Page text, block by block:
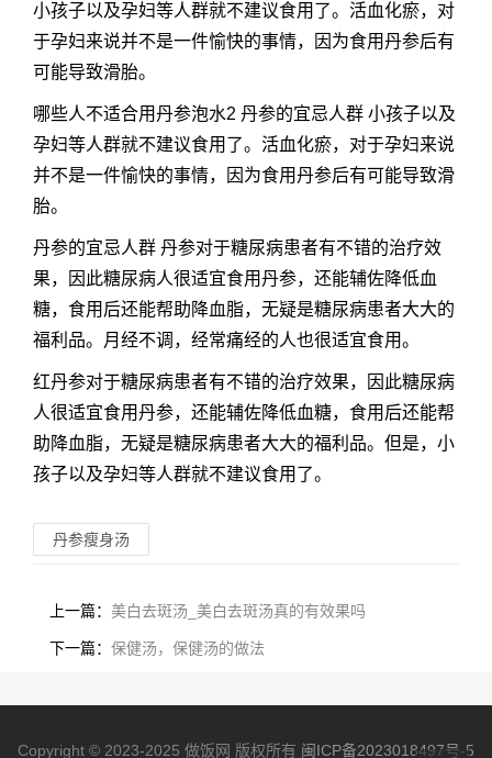
小孩子以及孕妇等人群就不建议食用了。活血化瘀，对
于孕妇来说并不是一件愉快的事情，因为食用丹参后有
可能导致滑胎。
哪些人不适合用丹参泡水2 丹参的宜忌人群 小孩子以及
孕妇等人群就不建议食用了。活血化瘀，对于孕妇来说
并不是一件愉快的事情，因为食用丹参后有可能导致滑
胎。
丹参的宜忌人群 丹参对于糖尿病患者有不错的治疗效
果，因此糖尿病人很适宜食用丹参，还能辅佐降低血
糖，食用后还能帮助降血脂，无疑是糖尿病患者大大的
福利品。月经不调，经常痛经的人也很适宜食用。
红丹参对于糖尿病患者有不错的治疗效果，因此糖尿病
人很适宜食用丹参，还能辅佐降低血糖，食用后还能帮
助降血脂，无疑是糖尿病患者大大的福利品。但是，小
孩子以及孕妇等人群就不建议食用了。
丹参瘦身汤
上一篇： 美白去斑汤_美白去斑汤真的有效果吗
下一篇： 保健汤，保健汤的做法
Copyright © 2023-2025 做饭网 版权所有 闽ICP备2023018497号-5